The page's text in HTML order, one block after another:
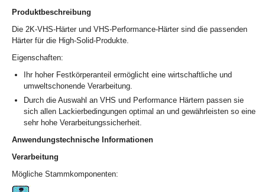
Produktbeschreibung
Die 2K-VHS-Härter und VHS-Performance-Härter sind die passenden
Härter für die High-Solid-Produkte.
Eigenschaften:
Ihr hoher Festkörperanteil ermöglicht eine wirtschaftliche und
umweltschonende Verarbeitung.
Durch die Auswahl an VHS und Performance Härtern passen sie
sich allen Lackierbedingungen optimal an und gewährleisten so eine
sehr hohe Verarbeitungssicherheit.
Anwendungstechnische Informationen
Verarbeitung
Mögliche Stammkomponenten: